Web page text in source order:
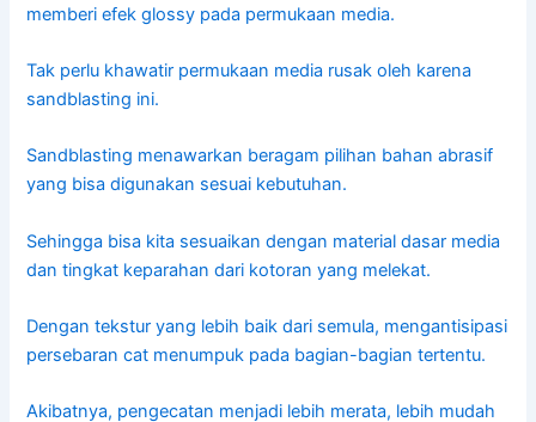
memberi efek glossy pada permukaan media.
Tak perlu khawatir permukaan media rusak oleh karena
sandblasting ini.
Sandblasting menawarkan beragam pilihan bahan abrasif
yang bisa digunakan sesuai kebutuhan.
Sehingga bisa kita sesuaikan dengan material dasar media
dan tingkat keparahan dari kotoran yang melekat.
Dengan tekstur yang lebih baik dari semula, mengantisipasi
persebaran cat menumpuk pada bagian-bagian tertentu.
Akibatnya, pengecatan menjadi lebih merata, lebih mudah